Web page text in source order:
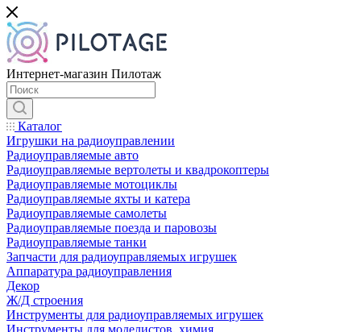
Интернет-магазин Пилотаж
Каталог
Игрушки на радиоуправлении
Радиоуправляемые авто
Радиоуправляемые вертолеты и квадрокоптеры
Радиоуправляемые мотоциклы
Радиоуправляемые яхты и катера
Радиоуправляемые самолеты
Радиоуправляемые поезда и паровозы
Радиоуправляемые танки
Запчасти для радиоуправляемых игрушек
Аппаратура радиоуправления
Декор
Ж/Д строения
Инструменты для радиоуправляемых игрушек
Инструменты для моделистов, химия